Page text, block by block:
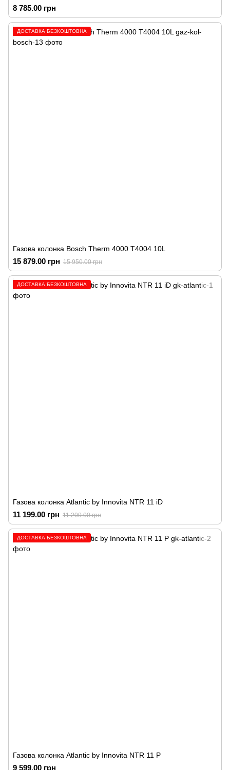
8 785.00 грн
ДОСТАВКА БЕЗКОШТОВНА
Газова колонка Bosch Therm 4000 T4004 10L
15 879.00 грн 15 950.00 грн
ДОСТАВКА БЕЗКОШТОВНА
Газова колонка Atlantic by Innovita NTR 11 iD
11 199.00 грн 11 200.00 грн
ДОСТАВКА БЕЗКОШТОВНА
Газова колонка Atlantic by Innovita NTR 11 P
9 599.00 грн